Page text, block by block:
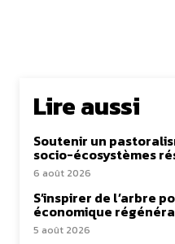
Lire aussi
Soutenir un
socio-écosystèmes
6 août 2026
S’inspirer de l’arbre
économique
5 août 2026